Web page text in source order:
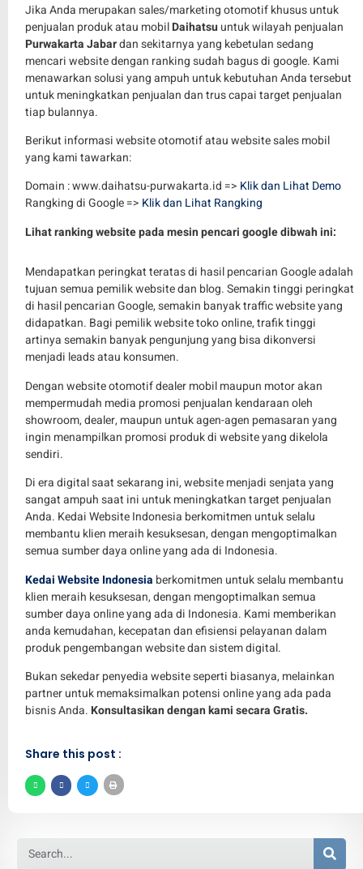
Jika Anda merupakan sales/marketing otomotif khusus untuk
penjualan produk atau mobilDaihatsu untuk wilayah penjualan
Purwakarta Jabardan sekitarnya yang kebetulan sedang
mencari website dengan ranking sudah bagus di google. Kami
menawarkan solusi yang ampuh untuk kebutuhan Anda tersebut
untuk meningkatkan penjualan dan trus capai target penjualan
tiap bulannya.
Berikut informasi website otomotif atau website sales mobil
yang kami tawarkan:
Domain : www.daihatsu-purwakarta.id => Klik dan Lihat Demo
Rangking di Google => Klik dan Lihat Rangking
Lihat ranking website pada mesin pencari google dibwah ini:
Mendapatkan peringkat teratas di hasil pencarian Google adalah
tujuan semua pemilik website dan blog. Semakin tinggi peringkat
di hasil pencarian Google, semakin banyak traffic website yang
didapatkan. Bagi pemilik website toko online, trafik tinggi
artinya semakin banyak pengunjung yang bisa dikonversi
menjadi leads atau konsumen.
Dengan website otomotif dealer mobil maupun motor akan
mempermudah media promosi penjualan kendaraan oleh
showroom, dealer, maupun untuk agen-agen pemasaran yang
ingin menampilkan promosi produk di website yang dikelola
sendiri.
Di era digital saat sekarang ini, website menjadi senjata yang
sangat ampuh saat ini untuk meningkatkan target penjualan
Anda. Kedai Website Indonesia berkomitmen untuk selalu
membantu klien meraih kesuksesan, dengan mengoptimalkan
semua sumber daya online yang ada di Indonesia.
Kedai Website Indonesia berkomitmen untuk selalu membantu
klien meraih kesuksesan, dengan mengoptimalkan semua
sumber daya online yang ada di Indonesia. Kami memberikan
anda kemudahan, kecepatan dan efisiensi pelayanan dalam
produk pengembangan website dan sistem digital.
Bukan sekedar penyedia website seperti biasanya, melainkan
partner untuk memaksimalkan potensi online yang ada pada
bisnis Anda. Konsultasikan dengan kami secara Gratis.
Share this post :